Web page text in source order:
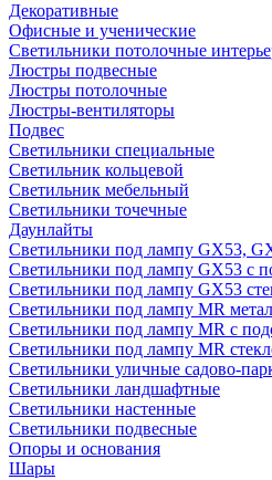
Декоративные
Офисные и ученические
Светильники потолочные
Люстры подвесные
Люстры потолочные
Люстры-вентиляторы
Подвес
Светильники специальные
Светильник кольцевой
Светильник мебельный
Светильники точечные
Даунлайты
Светильники под лампу GX53,
Светильники под лампу GX53 с
Светильники под лампу GX53
Светильники под лампу MR
Светильники под лампу MR с
Светильники под лампу MR
Светильники уличные садово-
Светильники ландшафтные
Светильники настенные
Светильники подвесные
Опоры и основания
Шары